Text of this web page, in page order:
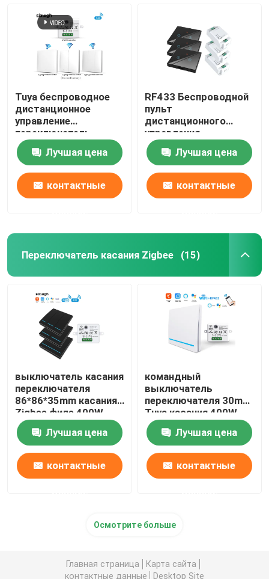
Tuya беспроводное
дистанционное
управление
переключатель
контроллер и
приемник совпадают
с Tuya модуль
поддержка Google
Alexa голосового
Лучшая цена
контактные
RF433 Беспроводной
пульт
дистанционного
управления
переключатель с
кристаллической
стеклянной панелью
сенсорный
переключатель с 10A
Лучшая цена
контактные
Переключатель касания Zigbee (15)
выключатель касания
переключателя
86*86*35mm касания
Zigbee филе 400W
стеклянный
Лучшая цена
контактные
командный
выключатель
переключателя 30m
Tuya касания 400W
Zigbee беспроводной
Лучшая цена
контактные
Осмотрите больше
Главная страница
Карта сайта
контактные данные
Desktop Site